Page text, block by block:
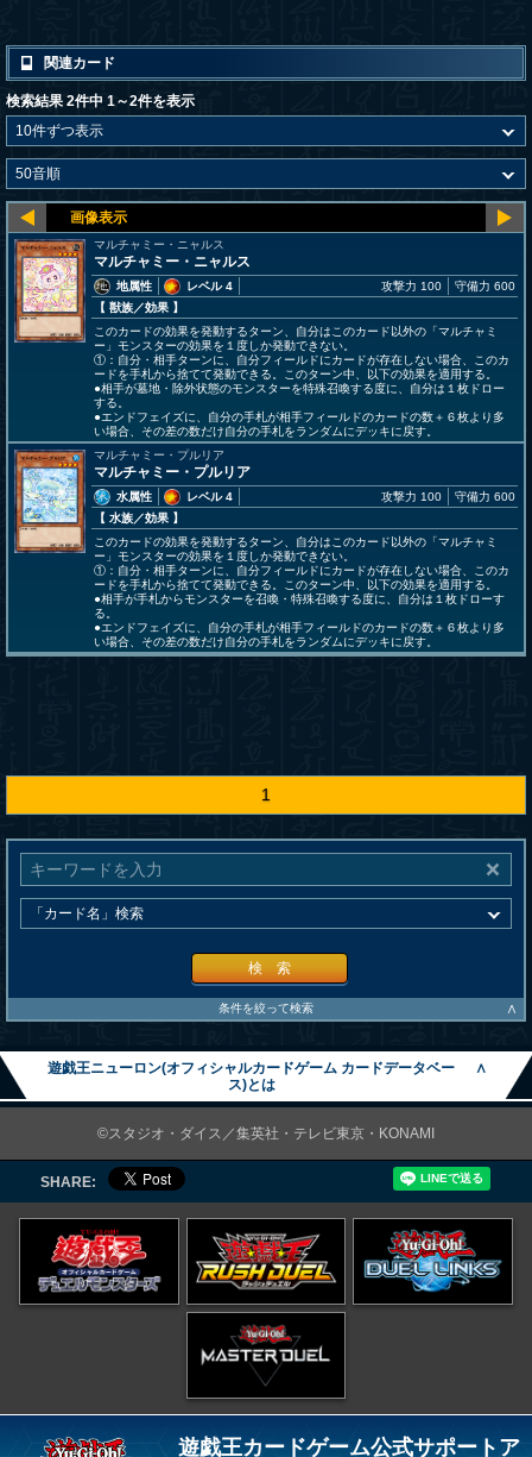
関連カード
検索結果 2件中 1～2件を表示
マルチャミー・ニャルス
マルチャミー・ニャルス
地属性
レベル 4
【 獣族／効果 】
攻撃力 100 守備力 600
このカードの効果を発動するターン、自分はこのカード以外の「マルチャミ
ー」モンスターの効果を１度しか発動できない。
①：自分・相手ターンに、自分フィールドにカードが存在しない場合、このカ
ードを手札から捨てて発動できる。このターン中、以下の効果を適用する。
●相手が墓地・除外状態のモンスターを特殊召喚する度に、自分は１枚ドロー
する。
●エンドフェイズに、自分の手札が相手フィールドのカードの数＋６枚より多
い場合、その差の数だけ自分の手札をランダムにデッキに戻す。
マルチャミー・プルリア
マルチャミー・プルリア
水属性
レベル 4
【 水族／効果 】
攻撃力 100 守備力 600
このカードの効果を発動するターン、自分はこのカード以外の「マルチャミ
ー」モンスターの効果を１度しか発動できない。
①：自分・相手ターンに、自分フィールドにカードが存在しない場合、このカ
ードを手札から捨てて発動できる。このターン中、以下の効果を適用する。
●相手が手札からモンスターを召喚・特殊召喚する度に、自分は１枚ドローす
る。
●エンドフェイズに、自分の手札が相手フィールドのカードの数＋６枚より多
い場合、その差の数だけ自分の手札をランダムにデッキに戻す。
1
検 索
条件を絞って検索 ∧
遊戯王ニューロン(オフィシャルカードゲーム カードデータベー
ス)とは
∧
©スタジオ・ダイス／集英社・テレビ東京・KONAMI
SHARE:
遊戯王カードゲーム公式サポートア